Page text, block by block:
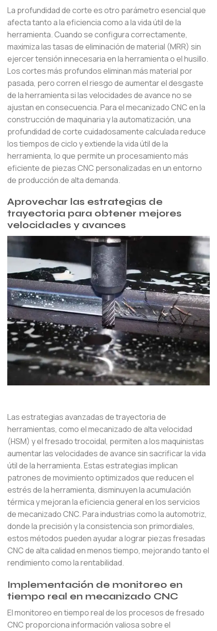
La profundidad de corte es otro parámetro esencial que
afecta tanto a la eficiencia como a la vida útil de la
herramienta. Cuando se configura correctamente,
maximiza las tasas de eliminación de material (MRR) sin
ejercer tensión innecesaria en la herramienta o el husillo.
Los cortes más profundos eliminan más material por
pasada, pero corren el riesgo de aumentar el desgaste
de la herramienta si las velocidades de avance no se
ajustan en consecuencia. Para el mecanizado CNC en la
construcción de maquinaria y la automatización, una
profundidad de corte cuidadosamente calculada reduce
los tiempos de ciclo y extiende la vida útil de la
herramienta, lo que permite un procesamiento más
eficiente de piezas CNC personalizadas en un entorno
de producción de alta demanda.
Aprovechar las estrategias de
trayectoria para obtener mejores
velocidades y avances
Las estrategias avanzadas de trayectoria de
herramientas, como el mecanizado de alta velocidad
(HSM) y el fresado trocoidal, permiten a los maquinistas
aumentar las velocidades de avance sin sacrificar la vida
útil de la herramienta. Estas estrategias implican
patrones de movimiento optimizados que reducen el
estrés de la herramienta, disminuyen la acumulación
térmica y mejoran la eficiencia general en los servicios
de mecanizado CNC. Para industrias como la automotriz,
donde la precisión y la consistencia son primordiales,
estos métodos pueden ayudar a lograr piezas fresadas
CNC de alta calidad en menos tiempo, mejorando tanto el
rendimiento como la rentabilidad.
Implementación de monitoreo en
tiempo real en mecanizado CNC
El monitoreo en tiempo real de los procesos de fresado
CNC proporciona información valiosa sobre el